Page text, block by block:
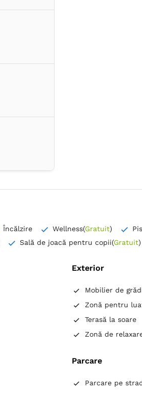
Încălzire Wellness(Gratuit)
Sală de joacă pentru copii(Gratuit)
Exterior
Mobilier de
Zonă pentru
Terasă la soare
Zonă de
Parcare
Parcare pe